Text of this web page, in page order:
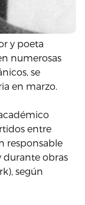
y poeta
numerosas
se
en marzo.
entre
responsable
durante obras
según